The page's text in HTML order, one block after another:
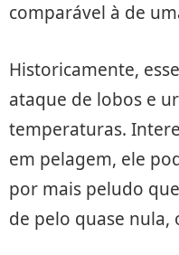
comparável à de
Historicamente,
ataque de lobos e
temperaturas.
em pelagem, ele
por mais peludo
de pelo quase nula,